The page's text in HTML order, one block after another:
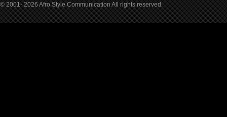
© 2001- 2026 Afro Style Communication All rights reserved.